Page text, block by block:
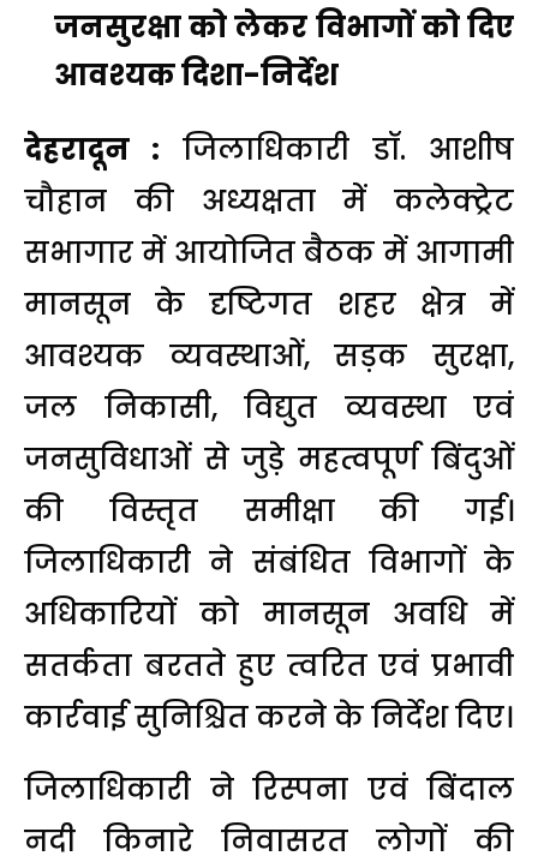
जनसुरक्षा को लेकर विभागों को दिए
आवश्यक दिशा-निर्देश
देहरादून : जिलाधिकारी डॉ. आशीष
चौहान की अध्यक्षता में कलेक्ट्रेट
सभागार में आयोजित बैठक में आगामी
मानसून के दृष्टिगत शहर क्षेत्र में
आवश्यक व्यवस्थाओं, सड़क सुरक्षा,
जल निकासी, विद्युत व्यवस्था एवं
जनसुविधाओं से जुड़े महत्वपूर्ण बिंदुओं
की विस्तृत समीक्षा की गई।
जिलाधिकारी ने संबंधित विभागों के
अधिकारियों को मानसून अवधि में
सतर्कता बरतते हुए त्वरित एवं प्रभावी
कार्रवाई सुनिश्चित करने के निर्देश दिए।
जिलाधिकारी ने रिस्पना एवं बिंदाल
नदी किनारे निवासरत लोगों की